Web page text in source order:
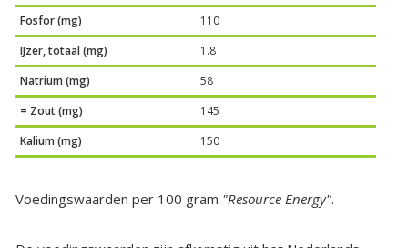
Fosfor (mg)
110
IJzer, totaal (mg)
1.8
Natrium (mg)
58
= Zout (mg)
145
Kalium (mg)
150
Voedingswaarden per 100 gram "Resource Energy".